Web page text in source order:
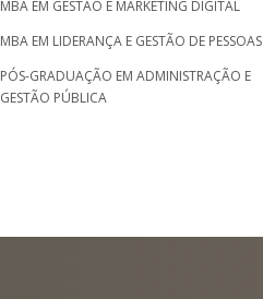
MBA EM GESTÃO E MARKETING DIGITAL
MBA EM LIDERANÇA E GESTÃO DE PESSOAS
PÓS-GRADUAÇÃO EM ADMINISTRAÇÃO E
GESTÃO PÚBLICA